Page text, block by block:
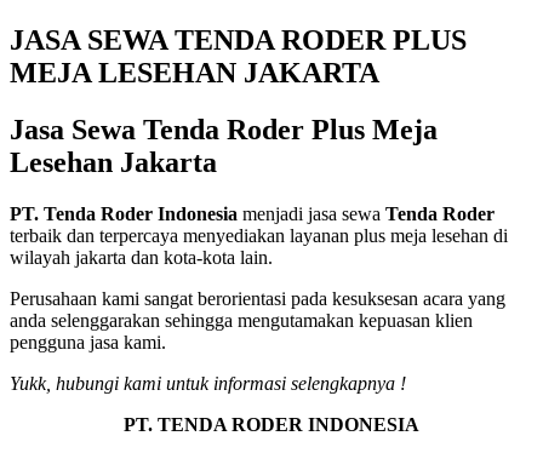
JASA SEWA TENDA RODER PLUS
MEJA LESEHAN JAKARTA
Jasa Sewa Tenda Roder Plus Meja
Lesehan Jakarta
PT. Tenda Roder Indonesia menjadi jasa sewa Tenda Roder
terbaik dan terpercaya menyediakan layanan plus meja lesehan di
wilayah jakarta dan kota-kota lain.
Perusahaan kami sangat berorientasi pada kesuksesan acara yang
anda selenggarakan sehingga mengutamakan kepuasan klien
pengguna jasa kami.
Yukk, hubungi kami untuk informasi selengkapnya !
PT. TENDA RODER INDONESIA